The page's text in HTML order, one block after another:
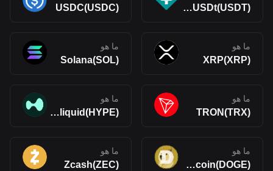
Tether USDt(USDT)
USDC(USDC)
ما هو
XRP(XRP)
ما هو
Solana(SOL)
ما هو
TRON(TRX)
ما هو
Hyperliquid(HYPE)
ما هو
Dogecoin(DOGE)
ما هو
Zcash(ZEC)